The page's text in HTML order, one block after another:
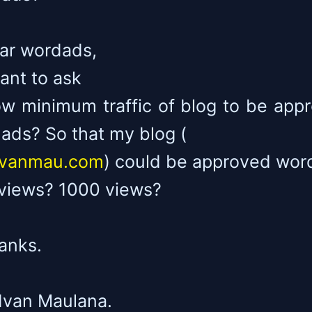
wordads,
to ask
minimum traffic of blog to be
So that my blog (
) could be approved
1000 views?
Maulana.